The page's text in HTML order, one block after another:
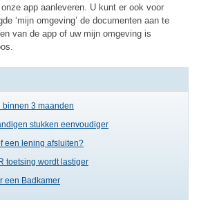
app aanleveren. U kunt er ook voor
‘mijn omgeving’ de documenten aan te
van de app of uw mijn omgeving is
3 maanden
stukken eenvoudiger
een lening afsluiten?
toetsing wordt lastiger
een Badkamer